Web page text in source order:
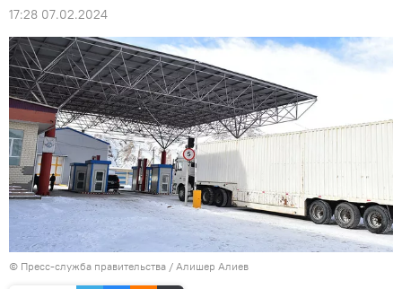
17:28 07.02.2024
© Пресс-служба правительства / Алишер Алиев